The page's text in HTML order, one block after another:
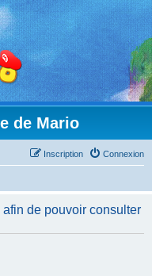
de Mario
Connexion
Inscription
de pouvoir consulter